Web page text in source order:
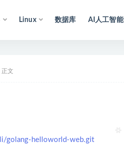
Linux 数据库 AI人工智能
正文
golang-helloworld-web.git